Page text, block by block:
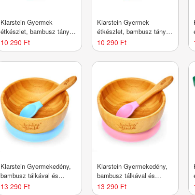
Klarstein Gyermek
étkészlet, bambusz tányér
és kanál, 250 ml,
mellékelve tapadókorong,
18 x 18 cm
10 290 Ft
Klarstein Gyermek
étkészlet, bambusz tányér
és kanál, 250 ml,
mellékelve tapadókorong,
18 x 18 cm
10 290 Ft
Klarstein Gyermekedény,
bambusz tálkával és
kanállal, 400 ml,
13 290 Ft
Klarstein Gyermekedény,
bambusz tálkával és
kanállal, 400 ml,
13 290 Ft